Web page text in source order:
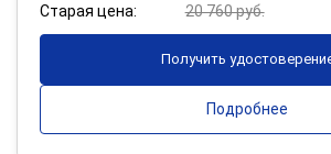
Старая цена:
20 760 руб.
Получить
Подробнее